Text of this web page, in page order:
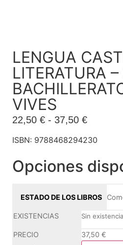
LENGUA
LITERATURA –
VIVES
22,50 € - 37,50 €
ISBN: 9788468294230
Opciones
Sin
37,50 €